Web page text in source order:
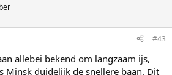
#43
allebei bekend om langzaam ijs,
Minsk duidelijk de snellere baan. Dit